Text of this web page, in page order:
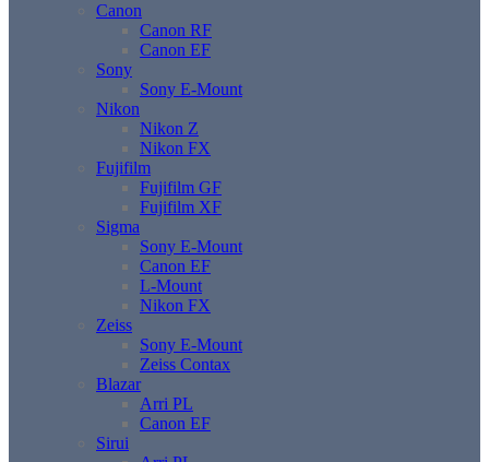
Canon
Canon RF
Canon EF
Sony
Sony E-Mount
Nikon
Nikon Z
Nikon FX
Fujifilm
Fujifilm GF
Fujifilm XF
Sigma
Sony E-Mount
Canon EF
L-Mount
Nikon FX
Zeiss
Sony E-Mount
Zeiss Contax
Blazar
Arri PL
Canon EF
Sirui